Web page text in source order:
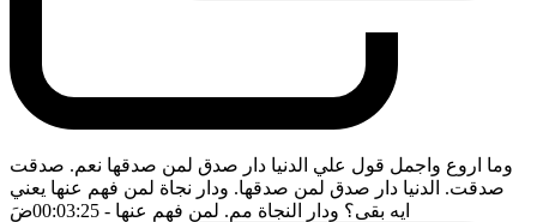
وما اروع واجمل قول علي الدنيا دار صدق لمن صدقها نعم. صدقت
صدقت. الدنيا دار صدق لمن صدقها. ودار نجاة لمن فهم عنها يعني
ايه بقى؟ ودار النجاة مم. لمن فهم عنها - 00:03:25 ضَ